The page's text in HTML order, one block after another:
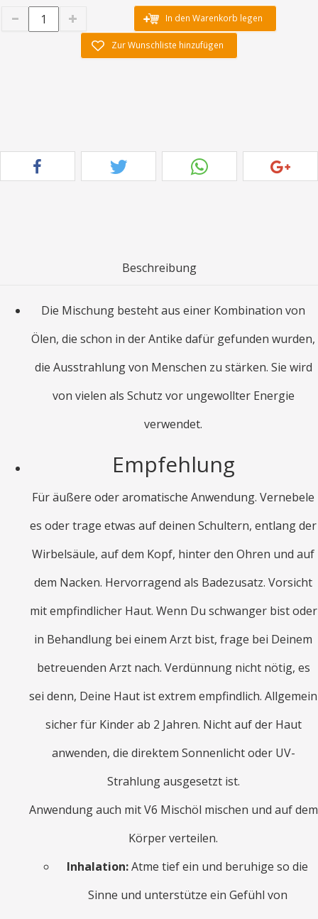
In den Warenkorb legen
Zur Wunschliste hinzufügen
Beschreibung
Die Mischung besteht aus einer Kombination von
Ölen, die schon in der Antike dafür gefunden wurden,
die Ausstrahlung von Menschen zu stärken. Sie wird
von vielen als Schutz vor ungewollter Energie
verwendet.
Empfehlung
Für äußere oder aromatische Anwendung. Vernebele
es oder trage etwas auf deinen Schultern, entlang der
Wirbelsäule, auf dem Kopf, hinter den Ohren und auf
dem Nacken. Hervorragend als Badezusatz. Vorsicht
mit empfindlicher Haut. Wenn Du schwanger bist oder
in Behandlung bei einem Arzt bist, frage bei Deinem
betreuenden Arzt nach. Verdünnung nicht nötig, es
sei denn, Deine Haut ist extrem empfindlich. Allgemein
sicher für Kinder ab 2 Jahren. Nicht auf der Haut
anwenden, die direktem Sonnenlicht oder UV-
Strahlung ausgesetzt ist.
Anwendung auch mit V6 Mischöl mischen und auf dem
Körper verteilen.
Inhalation:Atme tief ein und beruhige so die
Sinne und unterstütze ein Gefühl von